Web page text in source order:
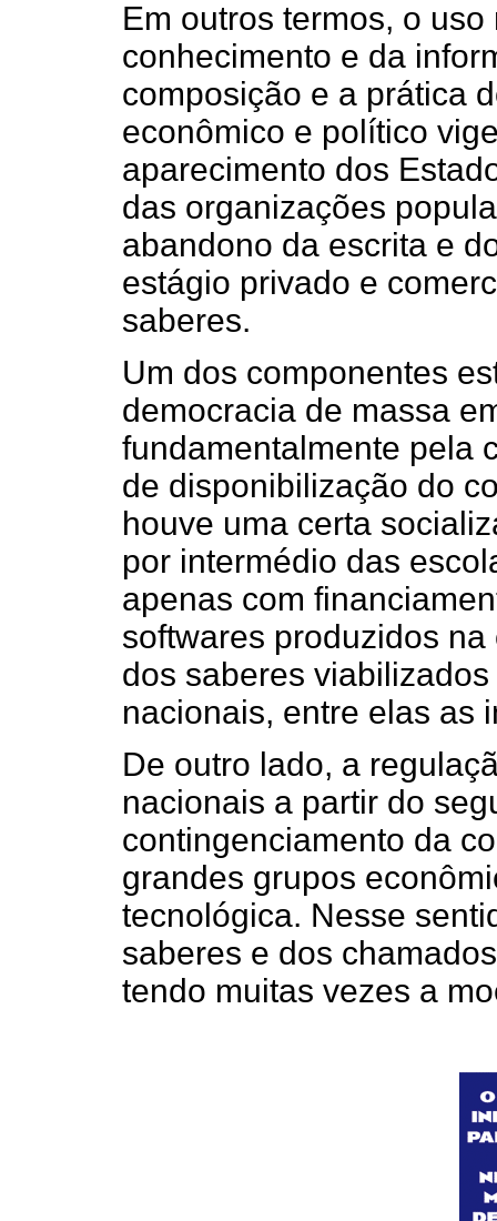
Em outros termos, o
conhecimento e da
composição e a prática
econômico e político
aparecimento dos
das organizações
abandono da escrita e
estágio privado e
saberes.
Um dos componentes
democracia de massa
fundamentalmente pela
de disponibilização do
houve uma certa
por intermédio das
apenas com
softwares produzidos
dos saberes
nacionais, entre elas as
De outro lado, a
nacionais a partir do
contingenciamento da
grandes grupos
tecnológica. Nesse
saberes e dos
tendo muitas vezes a